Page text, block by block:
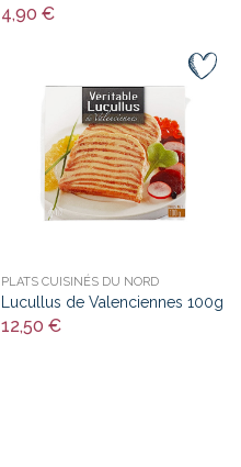
4,90 €
PLATS CUISINÉS DU NORD
Lucullus de Valenciennes 100g
12,50 €